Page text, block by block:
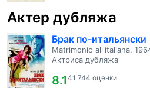
Актер дубляжа
Брак по-итальянски
Matrimonio all'italiana,
Актриса дубляжа
8.141 744 оценки